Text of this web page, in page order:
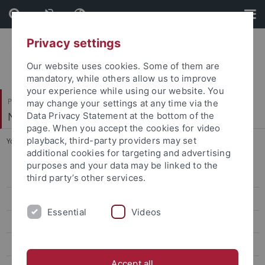
Skip
to
content
Skip
to
footer
Philosophische Fakultät
Neuere Geschichte
You are here: Startseite ... Vita
Prof. Dr. Brauner
Dr. Laura Dierksmeier
Privacy settings
Our website uses cookies. Some of them are
mandatory, while others allow us to improve
your experience while using our website. You
may change your settings at any time via the
Data Privacy Statement at the bottom of the
page. When you accept the cookies for video
playback, third-party providers may set
additional cookies for targeting and advertising
purposes and your data may be linked to the
third party’s other services.
Essential Videos